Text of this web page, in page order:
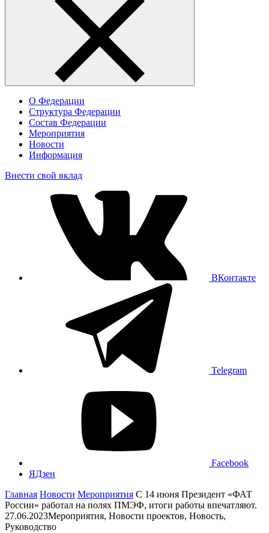
О Федерации
Структура Федерации
Состав Федерации
Мероприятия
Новости
Информация
Внести свой вклад
ВКонтакте
Telegram
Facebook
ЯДзен
Главная Новости Мероприятия С 14 июня Президент «ФАТ
России» работал на полях ПМЭФ, итоги работы впечатляют.
27.06.2023Мероприятия, Новости проектов, Новость,
Руководство